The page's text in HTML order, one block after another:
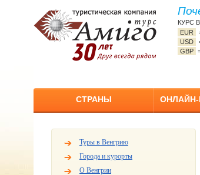
КУРС
EUR
USD
GBP
СТРАНЫ
Туры в Венгрию
Города и курорты
О Венгрии